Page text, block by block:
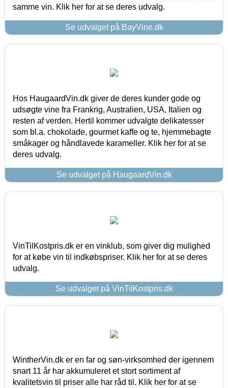
samme vin. Klik her for at se deres udvalg.
Se udvalget på BayVine.dk
Hos HaugaardVin.dk giver de deres kunder gode og
udsøgte vine fra Frankrig, Australien, USA, Italien og
resten af verden. Hertil kommer udvalgte delikatesser
som bl.a. chokolade, gourmet kaffe og te, hjemmebagte
småkager og håndlavede karameller. Klik her for at se
deres udvalg.
Se udvalget på HaugaardVin.dk
VinTilKostpris.dk er en vinklub, som giver dig mulighed
for at købe vin til indkøbspriser. Klik her for at se deres
udvalg.
Se udvalget på VinTilKostpris.dk
WintherVin.dk er en far og søn-virksomhed der igennem
snart 11 år har akkumuleret et stort sortiment af
kvalitetsvin til priser alle har råd til. Klik her for at se